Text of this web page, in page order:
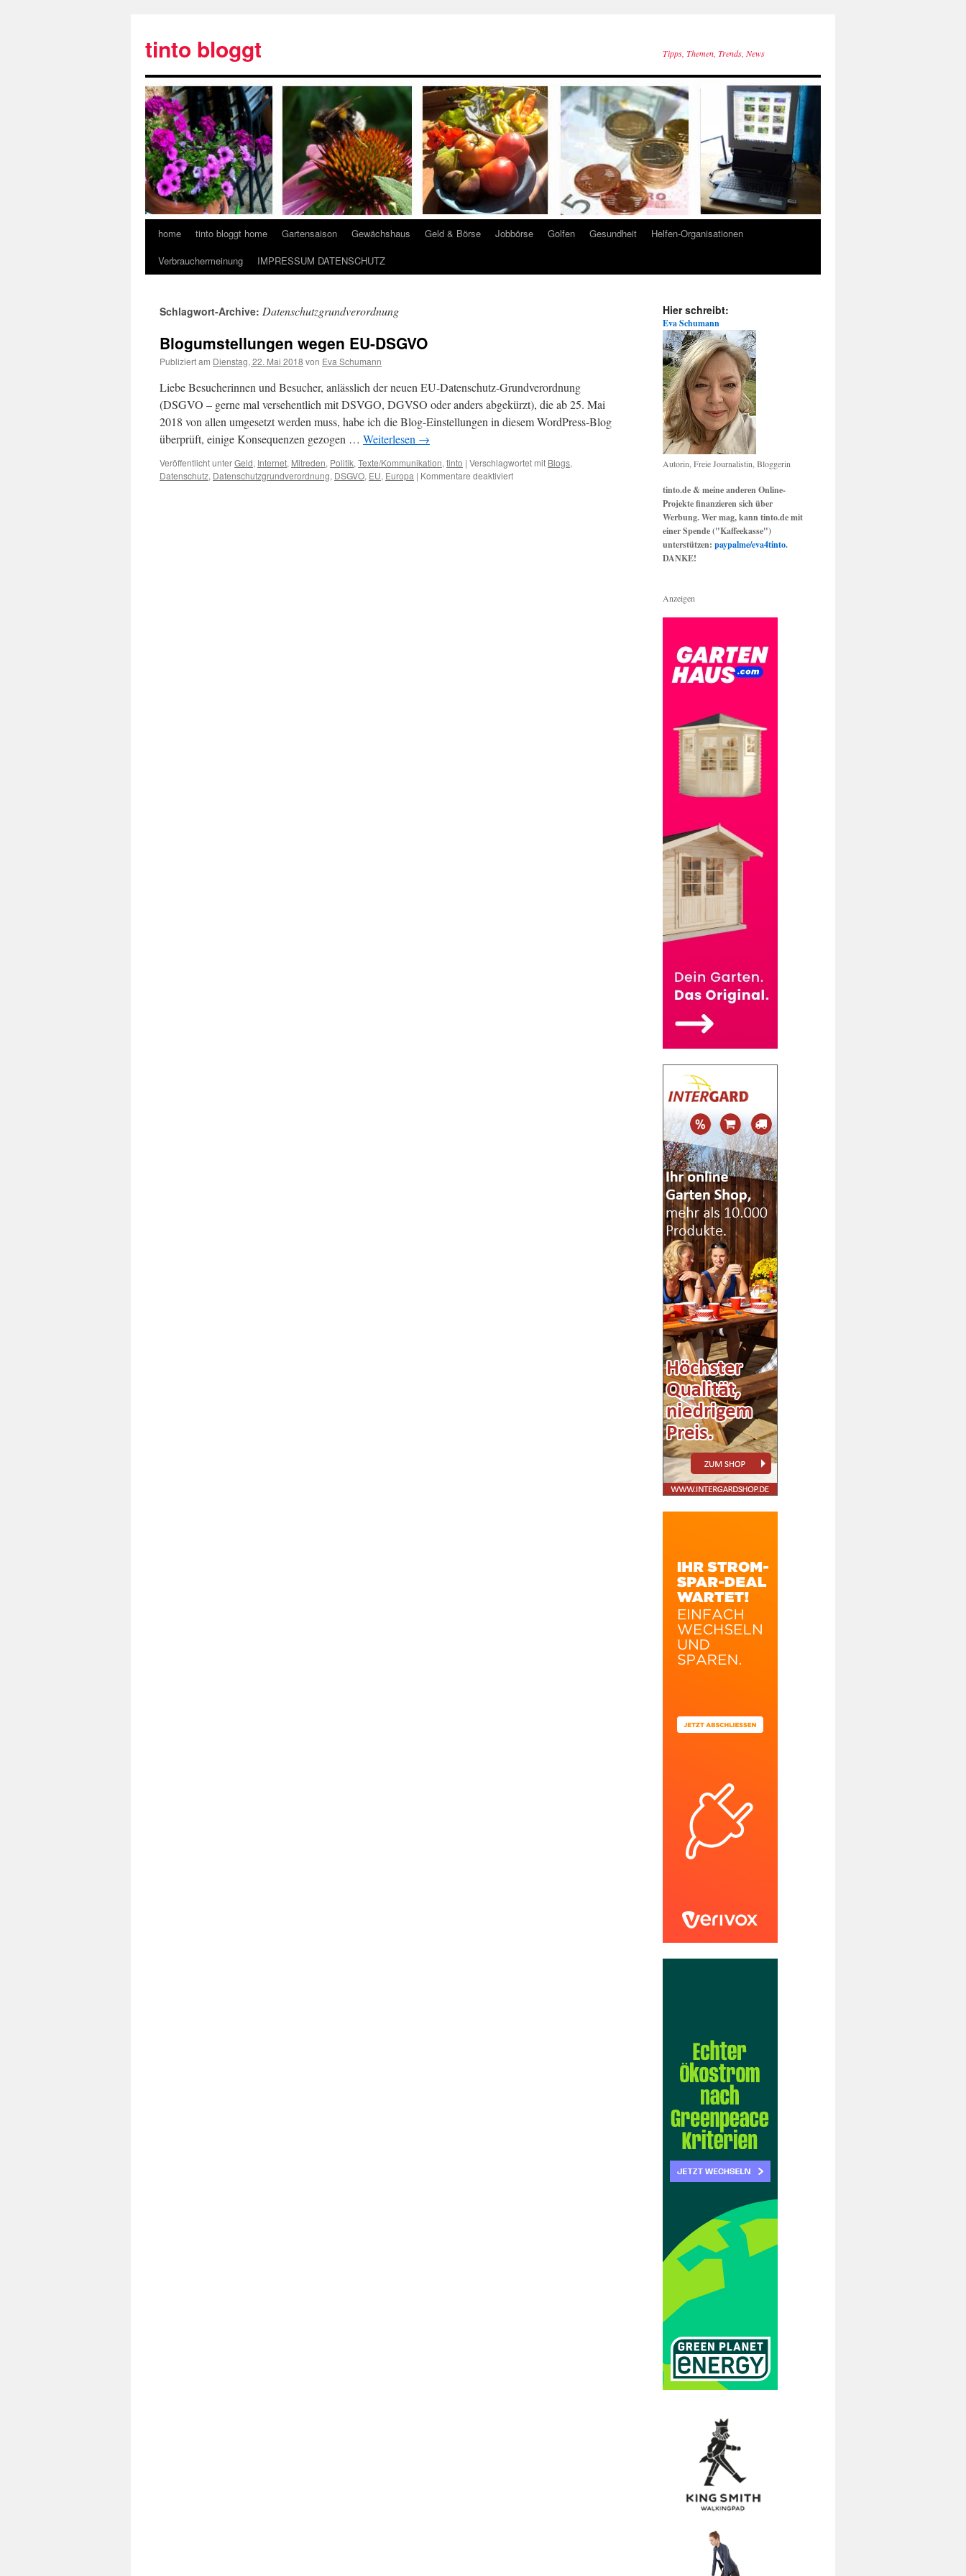
tinto bloggt Tipps, Themen, Trends, News
home tinto bloggt home Gartensaison Gewächshaus Geld & Börse Jobbörse Golfen Gesundheit
Helfen-Organisationen
Verbrauchermeinung
IMPRESSUM DATENSCHUTZ
Schlagwort-Archive: Datenschutzgrundverordnung
Blogumstellungen wegen EU-DSGVO
Publiziert am Dienstag, 22. Mai 2018 von Eva Schumann
Liebe Besucherinnen und Besucher, anlässlich der neuen EU-Datenschutz-Grundverordnung
(DSGVO – gerne mal versehentlich mit DSVGO, DGVSO oder anders abgekürzt), die ab 25. Mai
2018 von allen umgesetzt werden muss, habe ich die Blog-Einstellungen in diesem WordPress-Blog
überprüft, einige Konsequenzen gezogen … Weiterlesen →
Veröffentlicht unterGeld, Internet, Mitreden, Politik, Texte/Kommunikation, tinto | Verschlagwortet mit Blogs,
Datenschutz, Datenschutzgrundverordnung, DSGVO, EU, Europa | Kommentare deaktiviert
Hier schreibt:
Eva Schumann
Autorin, Freie Journalistin, Bloggerin
tinto.de & meine anderen Online-
Projekte finanzieren sich über
Werbung. Wer mag, kann tinto.de mit
einer Spende ("Kaffeekasse")
unterstützen: paypalme/eva4tinto.
DANKE!
Anzeigen